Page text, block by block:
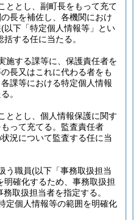
ととし、副町長をもって充て
長を補佐し、各機関におけ
(以下「特定個人情報等」とい
する任に当たる。
施する課等に、保護責任者を
長又はこれに代わる者をも
課等における特定個人情報
。
ととし、個人情報保護に関す
って充てる。 監査責任者
況について監査する任に当
う職員(以下「事務取扱担当
明確化するため、事務取扱担
務取扱担当者を指定する。
定個人情報等の範囲を明確化